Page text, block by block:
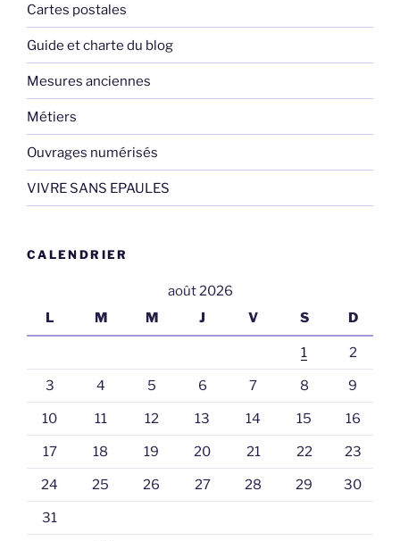
Cartes postales
Guide et charte du blog
Mesures anciennes
Métiers
Ouvrages numérisés
VIVRE SANS EPAULES
CALENDRIER
août 2026
L
M M J V S D
1 2
3 4 5 6 7 8 9
10 11 12 13 14 15 16
17 18 19 20 21 22 23
24 25 26 27 28 29 30
31